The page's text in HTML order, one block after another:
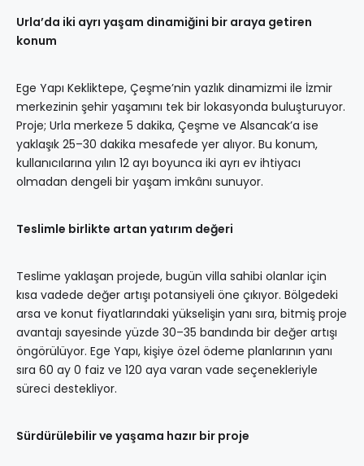
Urla’da iki ayrı yaşam dinamiğini bir araya getiren
konum
Ege Yapı Kekliktepe, Çeşme’nin yazlık dinamizmi ile İzmir
merkezinin şehir yaşamını tek bir lokasyonda buluşturuyor.
Proje; Urla merkeze 5 dakika, Çeşme ve Alsancak’a ise
yaklaşık 25–30 dakika mesafede yer alıyor. Bu konum,
kullanıcılarına yılın 12 ayı boyunca iki ayrı ev ihtiyacı
olmadan dengeli bir yaşam imkânı sunuyor.
Teslimle birlikte artan yatırım değeri
Teslime yaklaşan projede, bugün villa sahibi olanlar için
kısa vadede değer artışı potansiyeli öne çıkıyor. Bölgedeki
arsa ve konut fiyatlarındaki yükselişin yanı sıra, bitmiş proje
avantajı sayesinde yüzde 30–35 bandında bir değer artışı
öngörülüyor. Ege Yapı, kişiye özel ödeme planlarının yanı
sıra 60 ay 0 faiz ve 120 aya varan vade seçenekleriyle
süreci destekliyor.
Sürdürülebilir ve yaşama hazır bir proje